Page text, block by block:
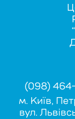
(098)
м. Київ,
вул.